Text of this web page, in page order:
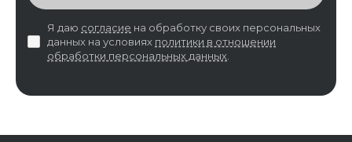
Я даю согласие на обработку своих персональных
данных на условиях политики в отношении
обработки персональных данных